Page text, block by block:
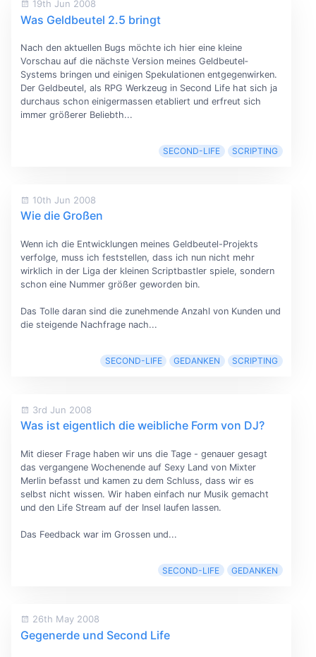
19th Jun 2008
Was Geldbeutel 2.5 bringt
Nach den aktuellen Bugs möchte ich hier eine kleine
Vorschau auf die nächste Version meines Geldbeutel‐
Systems bringen und einigen Spekulationen entgegenwirken.
Der Geldbeutel, als RPG Werkzeug in Second Life hat sich ja
durchaus schon einigermassen etabliert und erfreut sich
immer größerer Beliebth...
SECOND-LIFE SCRIPTING
10th Jun 2008
Wie die Großen
Wenn ich die Entwicklungen meines Geldbeutel-Projekts
verfolge, muss ich feststellen, dass ich nun nicht mehr
wirklich in der Liga der kleinen Scriptbastler spiele, sondern
schon eine Nummer größer geworden bin.
Das Tolle daran sind die zunehmende Anzahl von Kunden und
die steigende Nachfrage nach...
SECOND-LIFE GEDANKEN SCRIPTING
3rd Jun 2008
Was ist eigentlich die weibliche Form von DJ?
Mit dieser Frage haben wir uns die Tage - genauer gesagt
das vergangene Wochenende auf Sexy Land von Mixter
Merlin befasst und kamen zu dem Schluss, dass wir es
selbst nicht wissen. Wir haben einfach nur Musik gemacht
und den Life Stream auf der Insel laufen lassen.
Das Feedback war im Grossen und...
SECOND-LIFE GEDANKEN
26th May 2008
Gegenerde und Second Life